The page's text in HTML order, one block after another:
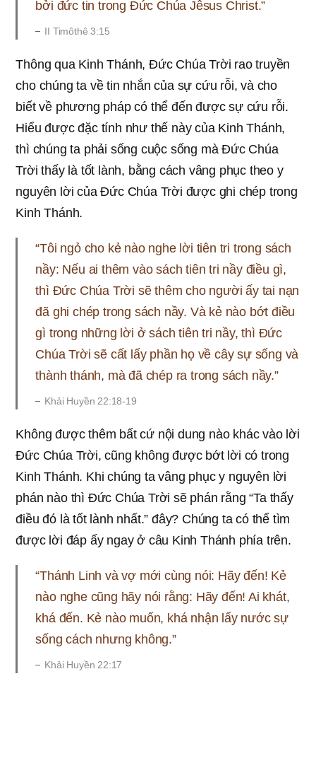
bởi đức tin trong Đức Chúa Jêsus Christ.”
II Timôthê 3:15
Thông qua Kinh Thánh, Đức Chúa Trời rao truyền
cho chúng ta về tin nhắn của sự cứu rỗi, và cho
biết về phương pháp có thể đến được sự cứu rỗi.
Hiểu được đặc tính như thế này của Kinh Thánh,
thì chúng ta phải sống cuộc sống mà Đức Chúa
Trời thấy là tốt lành, bằng cách vâng phục theo y
nguyên lời của Đức Chúa Trời được ghi chép trong
Kinh Thánh.
“Tôi ngỏ cho kẻ nào nghe lời tiên tri trong sách
nầy: Nếu ai thêm vào sách tiên tri nầy điều gì,
thì Đức Chúa Trời sẽ thêm cho người ấy tai nạn
đã ghi chép trong sách nầy. Và kẻ nào bớt điều
gì trong những lời ở sách tiên tri nầy, thì Đức
Chúa Trời sẽ cất lấy phần họ về cây sự sống và
thành thánh, mà đã chép ra trong sách nầy.”
Khải Huyền 22:18-19
Không được thêm bất cứ nội dung nào khác vào lời
Đức Chúa Trời, cũng không được bớt lời có trong
Kinh Thánh. Khi chúng ta vâng phục y nguyên lời
phán nào thì Đức Chúa Trời sẽ phán rằng “Ta thấy
điều đó là tốt lành nhất.” đây? Chúng ta có thể tìm
được lời đáp ấy ngay ở câu Kinh Thánh phía trên.
“Thánh Linh và vợ mới cùng nói: Hãy đến! Kẻ
nào nghe cũng hãy nói rằng: Hãy đến! Ai khát,
khá đến. Kẻ nào muốn, khá nhận lấy nước sự
sống cách nhưng không.”
Khải Huyền 22:17